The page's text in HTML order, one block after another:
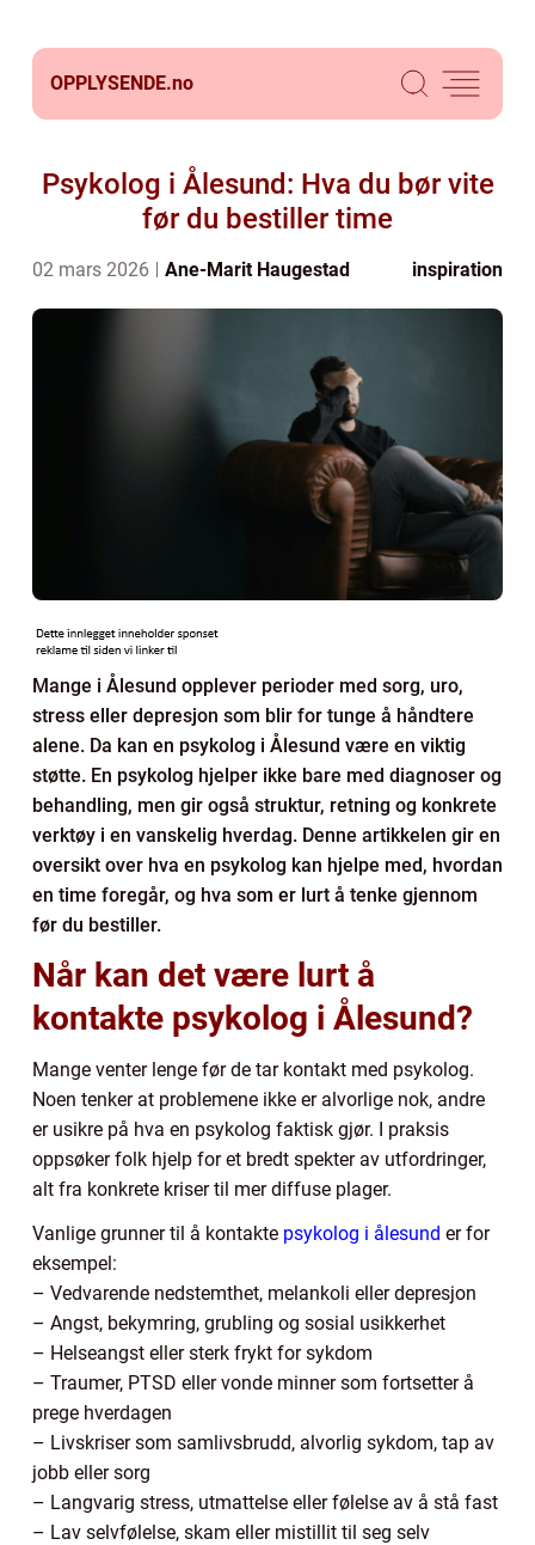
OPPLYSENDE.no
Psykolog i Ålesund: Hva du bør vite
før du bestiller time
02 mars 2026 Ane-Marit Haugestad inspiration
Mange i Ålesund opplever perioder med sorg, uro,
stress eller depresjon som blir for tunge å håndtere
alene. Da kan en psykolog i Ålesund være en viktig
støtte. En psykolog hjelper ikke bare med diagnoser og
behandling, men gir også struktur, retning og konkrete
verktøy i en vanskelig hverdag. Denne artikkelen gir en
oversikt over hva en psykolog kan hjelpe med, hvordan
en time foregår, og hva som er lurt å tenke gjennom
før du bestiller.
Når kan det være lurt å
kontakte psykolog i Ålesund?
Mange venter lenge før de tar kontakt med psykolog.
Noen tenker at problemene ikke er alvorlige nok, andre
er usikre på hva en psykolog faktisk gjør. I praksis
oppsøker folk hjelp for et bredt spekter av utfordringer,
alt fra konkrete kriser til mer diffuse plager.
Vanlige grunner til å kontakte psykolog i ålesund er for
eksempel:
– Vedvarende nedstemthet, melankoli eller depresjon
– Angst, bekymring, grubling og sosial usikkerhet
– Helseangst eller sterk frykt for sykdom
– Traumer, PTSD eller vonde minner som fortsetter å
prege hverdagen
– Livskriser som samlivsbrudd, alvorlig sykdom, tap av
jobb eller sorg
– Langvarig stress, utmattelse eller følelse av å stå fast
– Lav selvfølelse, skam eller mistillit til seg selv